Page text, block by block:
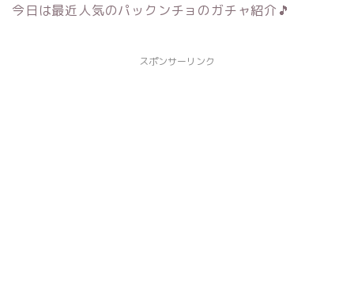
今日は最近人気のパックンチョのガチャ紹介🎵
スポンサーリンク